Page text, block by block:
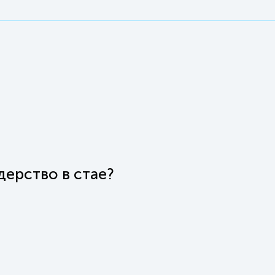
в стае?